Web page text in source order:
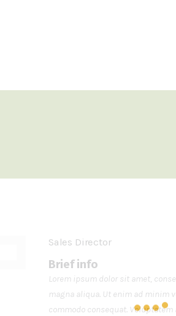
Sales Director
Brief info
Lorem ipsum dolor sit amet,
magna aliqua. Ut enim ad minim
commodo consequat.